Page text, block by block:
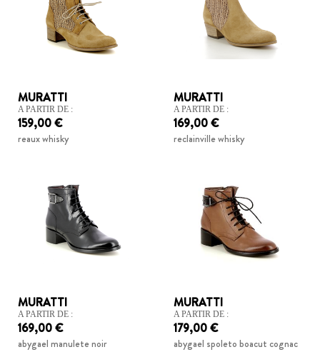
MURATTI
A PARTIR DE :
159,00 €
reaux whisky
MURATTI
A PARTIR DE :
169,00 €
reclainville whisky
MURATTI
A PARTIR DE :
169,00 €
abygael manulete noir
MURATTI
A PARTIR DE :
179,00 €
abygael spoleto boacut cognac